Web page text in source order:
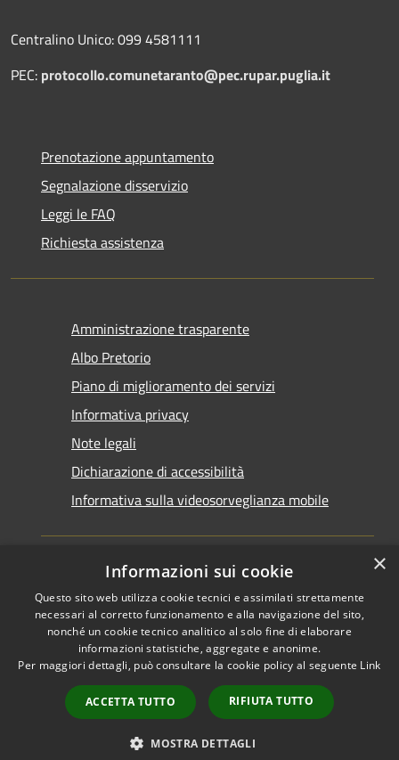
Centralino Unico: 099 4581111
PEC: protocollo.comunetaranto@pec.rupar.puglia.it
Prenotazione appuntamento
Segnalazione disservizio
Leggi le FAQ
Richiesta assistenza
Amministrazione trasparente
Albo Pretorio
Piano di miglioramento dei servizi
Informativa privacy
Note legali
Dichiarazione di accessibilità
Informativa sulla videosorveglianza mobile
RSS
Accessibilità
Cookie
Mappa del sito
Area riservata del
Copyright © 2026 • Comune di
Taranto • Powered by
Municipium•Accesso
redazione
×
Informazioni sui cookie
Questo sito web utilizza cookie tecnici e assimilati strettamente
necessari al corretto funzionamento e alla navigazione del sito,
nonché un cookie tecnico analitico al solo fine di elaborare
informazioni statistiche, aggregate e anonime.
Per maggiori dettagli, può consultare la cookie policy al seguente Link
ACCETTA TUTTO RIFIUTA TUTTO
MOSTRA DETTAGLI